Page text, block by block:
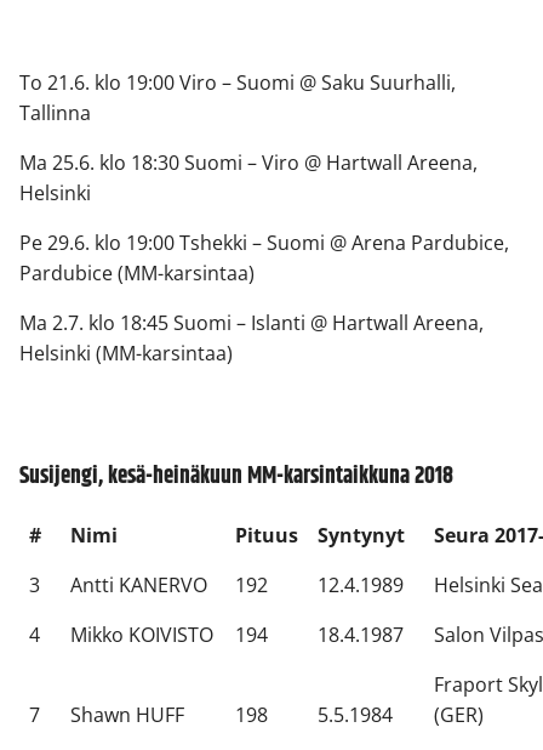
To 21.6. klo 19:00 Viro – Suomi @ Saku Suurhalli,
Tallinna
Ma 25.6. klo 18:30 Suomi – Viro @ Hartwall Areena,
Helsinki
Pe 29.6. klo 19:00 Tshekki – Suomi @ Arena Pardubice,
Pardubice (MM-karsintaa)
Ma 2.7. klo 18:45 Suomi – Islanti @ Hartwall Areena,
Helsinki (MM-karsintaa)
Susijengi, kesä-heinäkuun MM-karsintaikkuna 2018
# Nimi Pituus Syntynyt
Seura
3
Antti KANERVO 192 12.4.1989
Helsinki
4
Mikko KOIVISTO 194 18.4.1987 Salon Vilpas
7 Shawn HUFF 198 5.5.1984
Fraport
(GER)